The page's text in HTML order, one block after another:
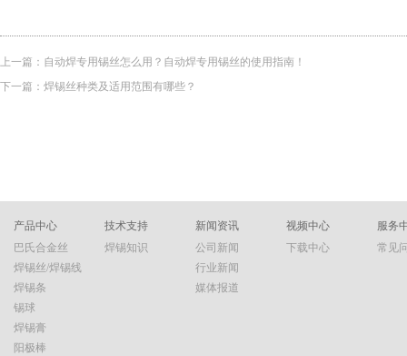
上一篇： 自动焊专用锡丝怎么用？自动焊专用锡丝的使用指南！
下一篇： 焊锡丝种类及适用范围有哪些？
产品中心
巴氏合金丝
焊锡丝/焊锡线
焊锡条
锡球
焊锡膏
阳极棒
技术支持
焊锡知识
新闻资讯
公司新闻
行业新闻
媒体报道
视频中心
下载中心
服务
常见